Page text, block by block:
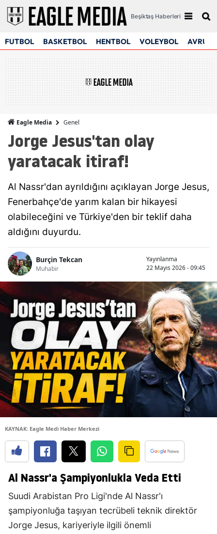
Beşiktaş Haberleri
FUTBOL BASKETBOL HENTBOL VOLEYBOL
Eagle Media Genel
Jorge Jesus'tan olay
yaratacak itiraf!
Al Nassr'dan ayrıldığını açıklayan Jorge Jesus,
Fenerbahçe'de yarım kalan bir hikayesi
olabileceğini ve Türkiye'den bir teklif daha
aldığını duyurdu.
Burçin Tekcan
Muhabir
Yayınlanma
22 Mayıs 2026 - 09:45
KAYNAK: Eagle Medi Haber Merkezi
Al Nassr'a Şampiyonlukla Veda Etti
Suudi Arabistan Pro Ligi'nde Al Nassr'ı
şampiyonluğa taşıyan tecrübeli teknik direktör
Jorge Jesus, kariyeriyle ilgili önemli